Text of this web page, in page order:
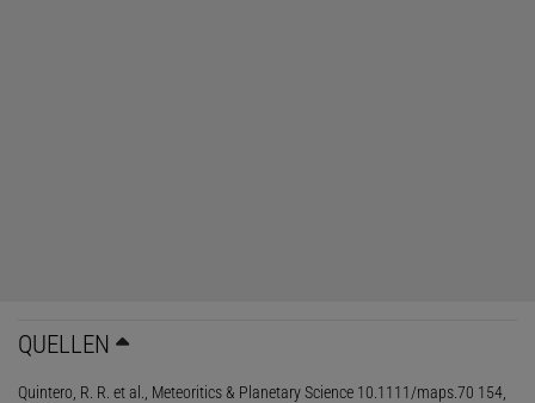
QUELLEN
Quintero, R. R. et al., Meteoritics & Planetary Science 10.1111/maps.70 154,